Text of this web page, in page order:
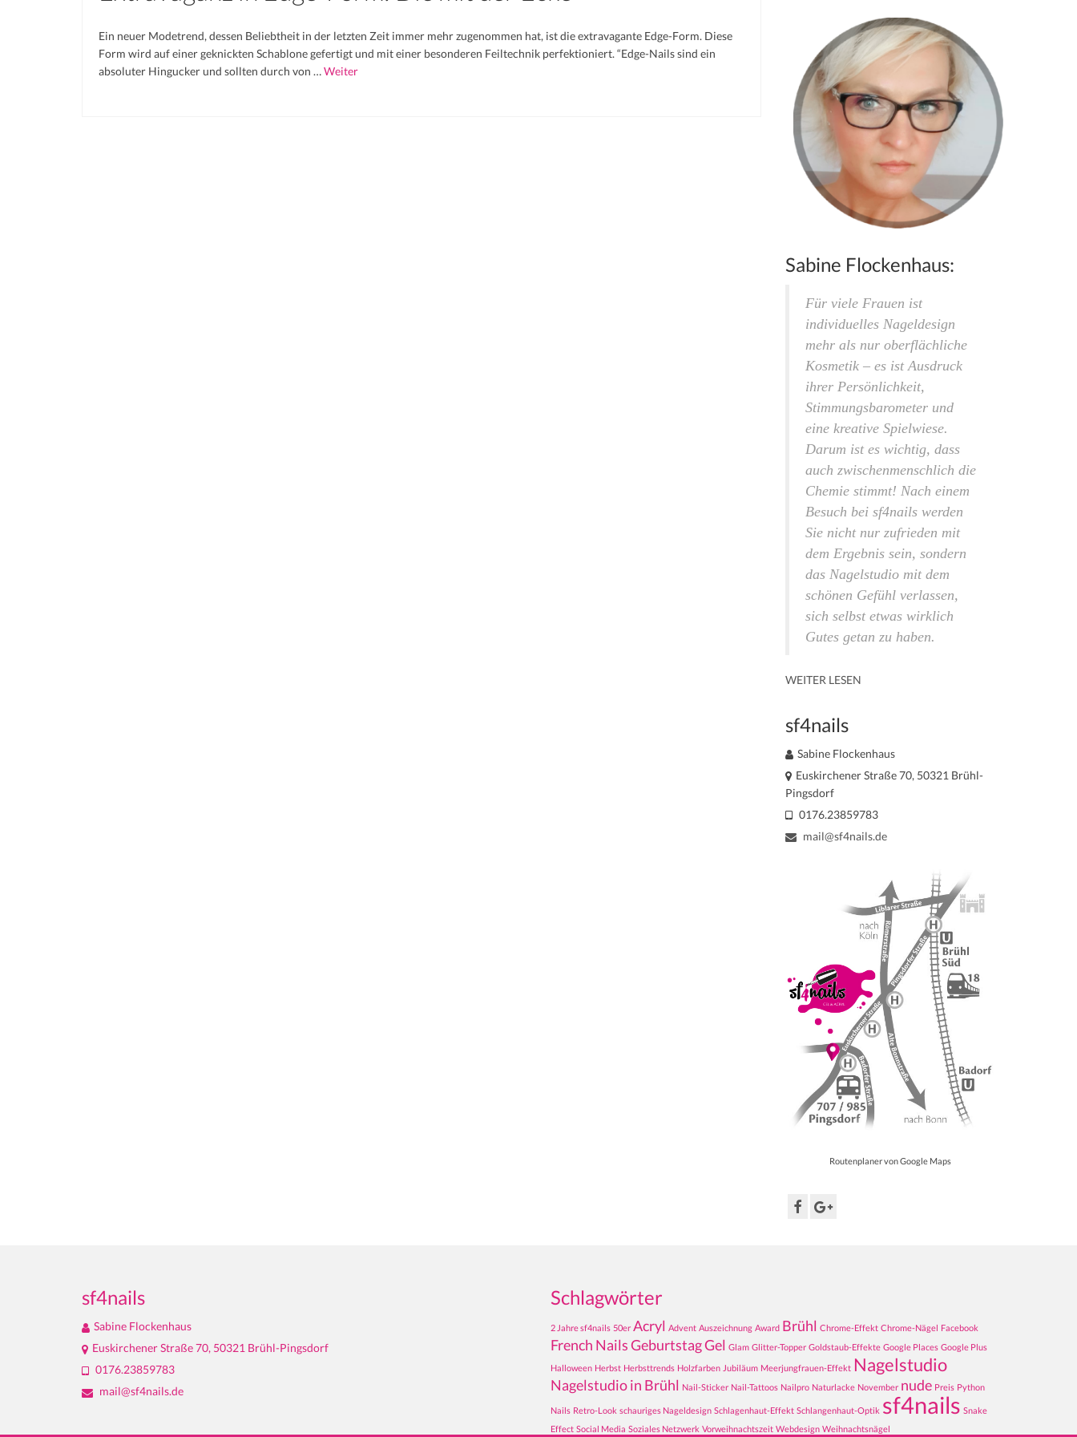
Ein neuer Modetrend, dessen Beliebtheit in der letzten Zeit immer mehr zugenommen hat, ist die extravagante Edge-Form. Diese
Form wird auf einer geknickten Schablone gefertigt und mit einer besonderen Feiltechnik perfektioniert. “Edge-Nails sind ein
absoluter Hingucker und sollten durch von …Weiter
Sabine Flockenhaus:
Für viele Frauen ist
individuelles Nageldesign
mehr als nur oberflächliche
Kosmetik – es ist Ausdruck
ihrer Persönlichkeit,
Stimmungsbarometer und
eine kreative Spielwiese.
Darum ist es wichtig, dass
auch zwischen­menschlich die
Chemie stimmt! Nach einem
Besuch bei sf4nails werden
Sie nicht nur zufrieden mit
dem Ergebnis sein, sondern
das Nagelstudio mit dem
schönen Gefühl verlassen,
sich selbst etwas wirklich
Gutes getan zu haben.
WEITER LESEN
sf4nails
Sabine Flockenhaus
Euskirchener Straße 70, 50321 Brühl-
Pingsdorf
0176.23859783
mail@sf4nails.de
Routenplaner von Google Maps
sf4nails
Sabine Flockenhaus
Euskirchener Straße 70, 50321 Brühl-Pingsdorf
0176.23859783
mail@sf4nails.de
Schlagwörter
2 Jahre sf4nails 50er Acryl Advent Auszeichnung Award Brühl Chrome-Effekt Chrome-Nägel Facebook
French NailsGeburtstagGel Glam Glitter-Topper Goldstaub-Effekte Google Places Google Plus
Halloween Herbst Herbsttrends Holzfarben Jubiläum Meerjungfrauen-Effekt Nagelstudio
Nagelstudio in Brühl Nail-Sticker Nail-Tattoos Nailpro Naturlacke November nude Preis Python
Nails Retro-Look schauriges Nageldesign Schlagenhaut-Effekt Schlangenhaut-Optik sf4nails Snake
Effect Social Media Soziales Netzwerk Vorweihnachtszeit Webdesign Weihnachtsnägel